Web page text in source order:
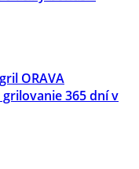
ORAVA
grilovanie 365 dní v